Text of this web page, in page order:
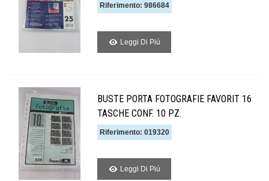
Riferimento: 986684
Leggi Di Piú
BUSTE PORTA FOTOGRAFIE FAVORIT 16
TASCHE CONF. 10 PZ.
Riferimento: 019320
Leggi Di Piú